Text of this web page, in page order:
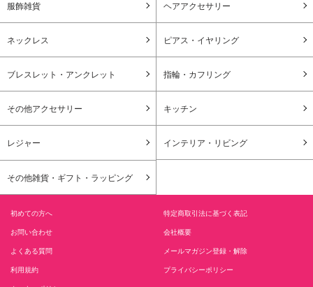
服飾雑貨 ヘアアクセサリー
ネックレス ピアス・イヤリング
ブレスレット・アンクレット 指輪・カフリング
その他アクセサリー キッチン
レジャー インテリア・リビング
その他雑貨・ギフト・ラッピング
初めての方へ 特定商取引法に基づく表記
お問い合わせ 会社概要
よくある質問 メールマガジン登録・解除
利用規約 プライバシーポリシー